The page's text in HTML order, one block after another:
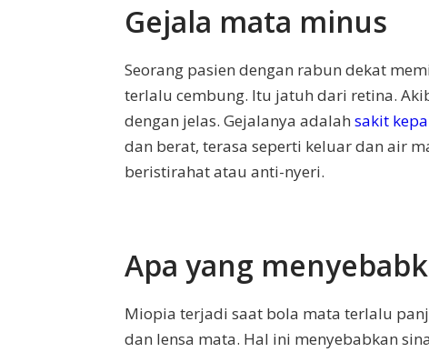
Gejala mata minus
Seorang pasien dengan rabun dekat
terlalu cembung. Itu jatuh dari retina.
dengan jelas. Gejalanya adalah sakit
dan berat, terasa seperti keluar dan air
beristirahat atau anti-nyeri.
Apa yang
Miopia terjadi saat bola mata terlalu
dan lensa mata. Hal ini menyebabkan